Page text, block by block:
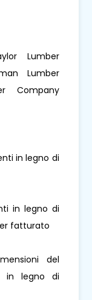
Lumber
Lumber
Company
in legno di
in legno di
fatturato
del
in legno di